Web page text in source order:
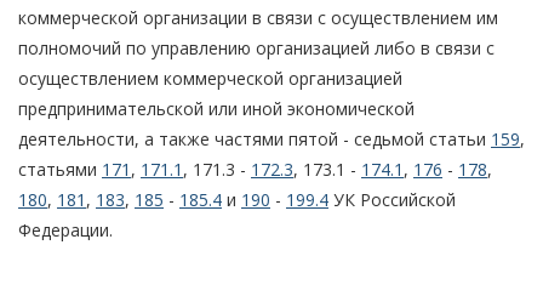
коммерческой организации в связи с осуществлением им
полномочий по управлению организацией либо в связи с
осуществлением коммерческой организацией
предпринимательской или иной экономической
деятельности, а также частями пятой - седьмой статьи 159,
статьями 171 , 171.1 , 171.3 - 172.3, 173.1 - 174.1 , 176 - 178,
180, 181 , 183, 185 - 185.4 и 190 - 199.4 УК Российской
Федерации.